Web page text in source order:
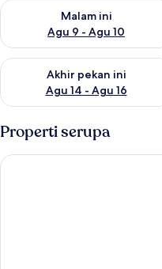
Malam ini
Agu 9 - Agu 10
Periksa ketersediaan untuk
Akhir pekan ini
Agu 14 - Agu 16
Periksa ketersediaan untuk
Properti serupa
Kai Mook House